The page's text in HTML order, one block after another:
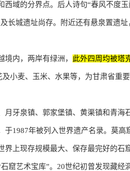
域的分界点。后人诗句“春风不度
长城遗址尚存。附近还有悬泉置遗
内，两岸有绿洲， 此外四周均被塔
小麦、玉米、水果等，为甘肃省重要
牙泉镇、​郭家堡镇、​黄渠镇和青海
1987年被列入世界遗产名录。莫高
上现存规模最大、保存最完好的石
窟艺术宝库”。20世纪初曾发现藏经